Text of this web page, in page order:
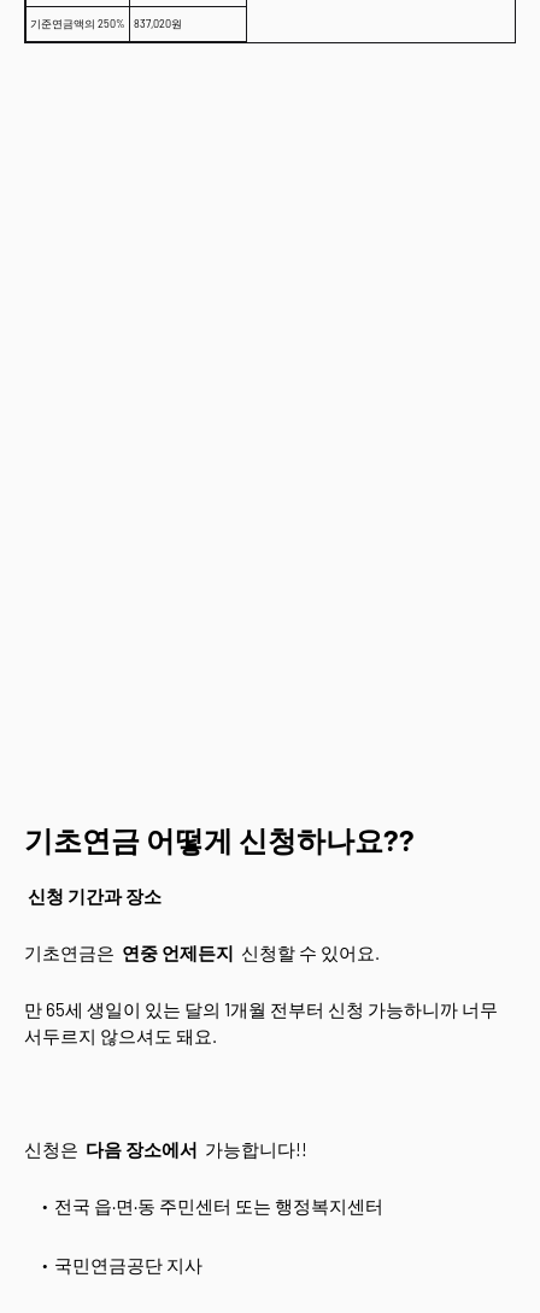
기준연금액의 250% 837,020원
기초연금 어떻게 신청하나요??
신청 기간과 장소
기초연금은 연중 언제든지 신청할 수 있어요.
만 65세 생일이 있는 달의 1개월 전부터 신청 가능하니까 너무
서두르지 않으셔도 돼요.
신청은 다음 장소에서 가능합니다!!
전국 읍·면·동 주민센터 또는 행정복지센터
국민연금공단 지사